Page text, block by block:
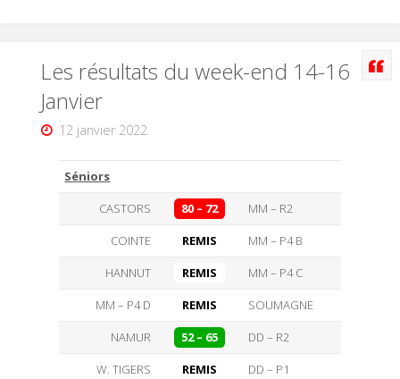
Les résultats du week-end 14-16
Janvier
12 janvier 2022
Séniors
CASTORS
80 – 72
MM – R2
COINTE
REMIS
MM – P4 B
HANNUT
REMIS
MM – P4 C
MM – P4 D
REMIS
SOUMAGNE
NAMUR
52 – 65
DD – R2
W. TIGERS
REMIS
DD – P1